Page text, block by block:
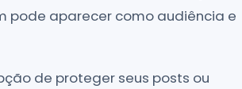
pode aparecer como audiência e
de proteger seus posts ou